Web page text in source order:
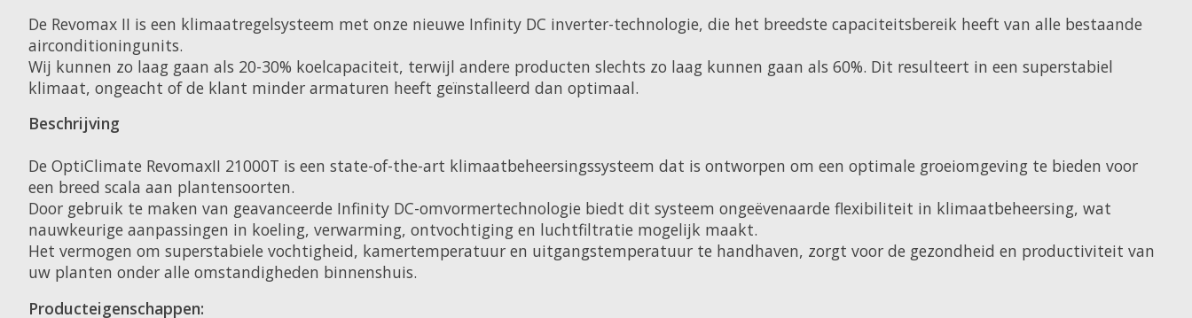
De Revomax II is een klimaatregelsysteem met onze nieuwe Infinity DC inverter-technologie, die het breedste capaciteitsbereik heeft van alle bestaande
airconditioningunits.
Wij kunnen zo laag gaan als 20-30% koelcapaciteit, terwijl andere producten slechts zo laag kunnen gaan als 60%. Dit resulteert in een superstabiel
klimaat, ongeacht of de klant minder armaturen heeft geïnstalleerd dan optimaal.
Beschrijving
De OptiClimate RevomaxII 21000T is een state-of-the-art klimaatbeheersingssysteem dat is ontworpen om een ​​optimale groeiomgeving te bieden voor
een breed scala aan plantensoorten.
Door gebruik te maken van geavanceerde Infinity DC-omvormertechnologie biedt dit systeem ongeëvenaarde flexibiliteit in klimaatbeheersing, wat
nauwkeurige aanpassingen in koeling, verwarming, ontvochtiging en luchtfiltratie mogelijk maakt.
Het vermogen om superstabiele vochtigheid, kamertemperatuur en uitgangstemperatuur te handhaven, zorgt voor de gezondheid en productiviteit van
uw planten onder alle omstandigheden binnenshuis.
Producteigenschappen: